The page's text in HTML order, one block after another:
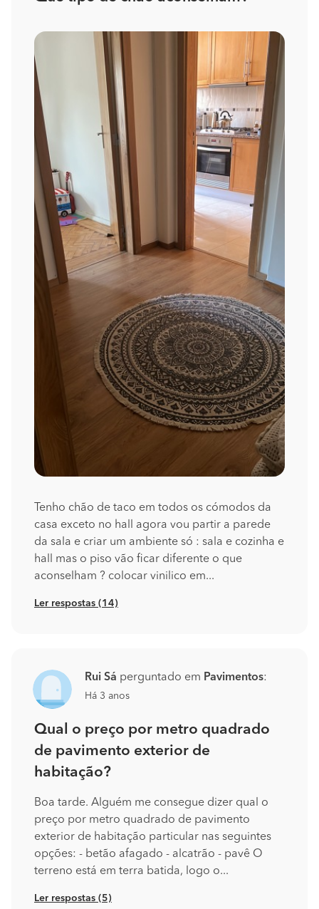
Tenho chão de taco em todos os cómodos da
casa exceto no hall agora vou partir a parede
da sala e criar um ambiente só : sala e cozinha e
hall mas o piso vão ficar diferente o que
aconselham ? colocar vinilico em...
Ler respostas (14)
Rui Sá perguntado em Pavimentos:
Há 3 anos
Qual o preço por metro quadrado
de pavimento exterior de
habitação?
Boa tarde. Alguém me consegue dizer qual o
preço por metro quadrado de pavimento
exterior de habitação particular nas seguintes
opções: - betão afagado - alcatrão - pavê O
terreno está em terra batida, logo o...
Ler respostas (5)